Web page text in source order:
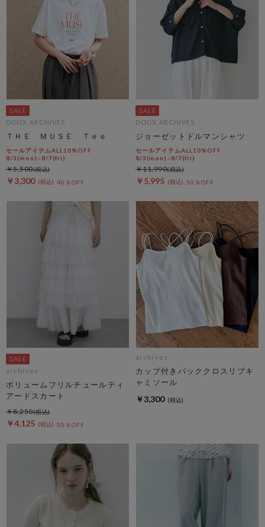
DOUX ARCHIVES
ＴＨＥ ＭＵＳＥ Ｔｅｅ
セールアイテムALL10%OFF
8/3(mon)~8/7(fri)
￥3,300 40％OFF
￥5,500
DOUX ARCHIVES
ジョーゼットドルマンシャツ
セールアイテムALL10%OFF
8/3(mon)~8/7(fri)
￥5,995 50％OFF
￥11,990
archives
ボリュームフリルチュールティ
アードスカート
￥4,125 50％OFF
￥8,250
archives
カップ付きバッククロスリブキ
ャミソール
￥3,300